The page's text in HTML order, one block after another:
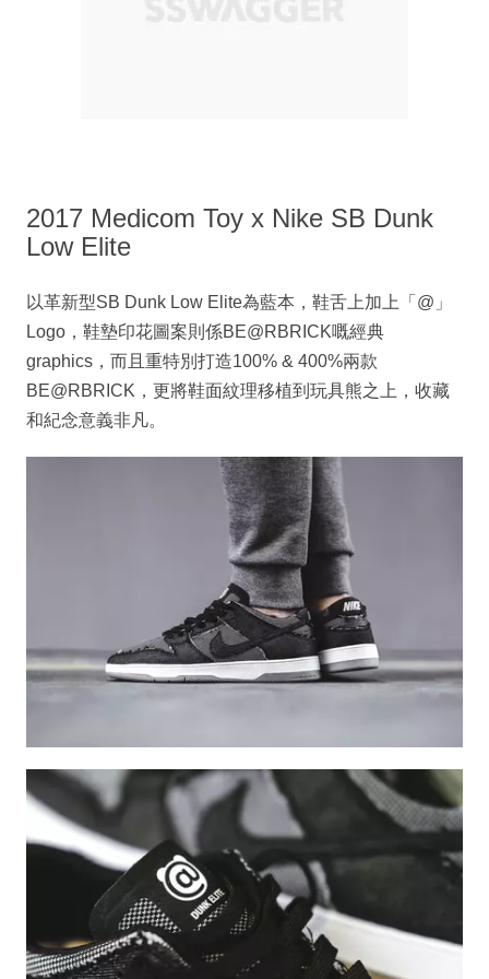
2017 Medicom Toy x Nike SB Dunk
Low Elite
以革新型SB Dunk Low Elite為藍本，鞋舌上加上「@」
Logo，鞋墊印花圖案則係BE@RBRICK嘅經典
graphics，而且重特別打造100% & 400%兩款
BE@RBRICK，更將鞋面紋理移植到玩具熊之上，收藏
和紀念意義非凡。